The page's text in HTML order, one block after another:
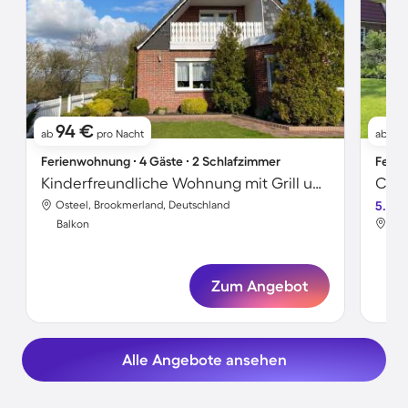
ab 94 € pro Nacht
Ferienwohnung ∙ 4 Gäste ∙ 2 Schlafzimmer
Kinderfreundliche Wohnung mit Grill und Garten
Osteel, Brookmerland, Deutschland
Balkon
Zum Angebot
ab
5.0
Alle Angebote ansehen